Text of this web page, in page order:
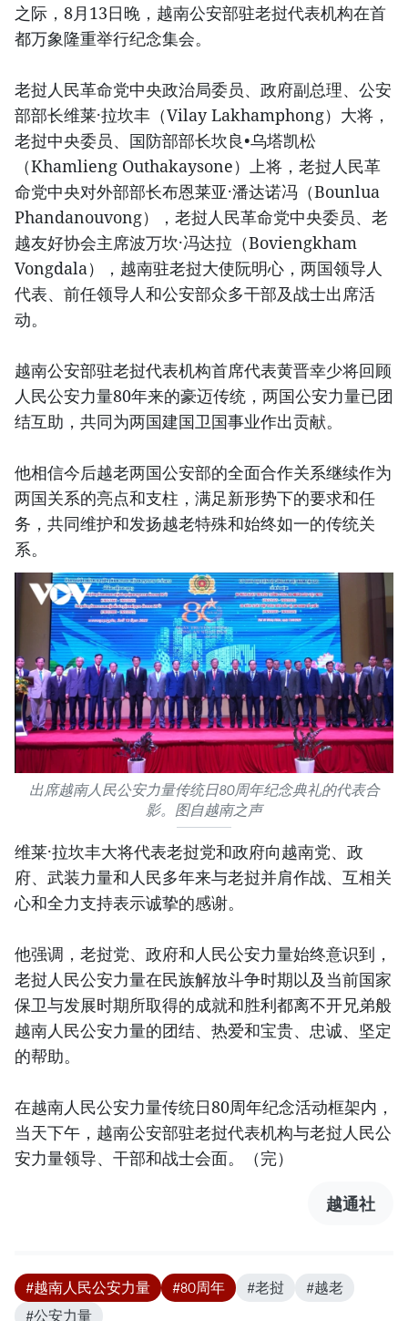
之际，8月13日晚，越南公安部驻老挝代表机构在首
都万象隆重举行纪念集会。
老挝人民革命党中央政治局委员、政府副总理、公安
部部长维莱·拉坎丰（Vilay Lakhamphong）大将，
老挝中央委员、国防部部长坎良•乌塔凯松
（Khamlieng Outhakaysone）上将，老挝人民革
命党中央对外部部长布恩莱亚·潘达诺冯（Bounlua
Phandanouvong），老挝人民革命党中央委员、老
越友好协会主席波万坎·冯达拉（Boviengkham
Vongdala），越南驻老挝大使阮明心，两国领导人
代表、前任领导人和公安部众多干部及战士出席活
动。
越南公安部驻老挝代表机构首席代表黄晋幸少将回顾
人民公安力量80年来的豪迈传统，两国公安力量已团
结互助，共同为两国建国卫国事业作出贡献。
他相信今后越老两国公安部的全面合作关系继续作为
两国关系的亮点和支柱，满足新形势下的要求和任
务，共同维护和发扬越老特殊和始终如一的传统关
系。
出席越南人民公安力量传统日80周年纪念典礼的代表合
影。图自越南之声
维莱·拉坎丰大将代表老挝党和政府向越南党、政
府、武装力量和人民多年来与老挝并肩作战、互相关
心和全力支持表示诚挚的感谢。
他强调，老挝党、政府和人民公安力量始终意识到，
老挝人民公安力量在民族解放斗争时期以及当前国家
保卫与发展时期所取得的成就和胜利都离不开兄弟般
越南人民公安力量的团结、热爱和宝贵、忠诚、坚定
的帮助。
在越南人民公安力量传统日80周年纪念活动框架内，
当天下午，越南公安部驻老挝代表机构与老挝人民公
安力量领导、干部和战士会面。（完）
越通社
#越南人民公安力量 #80周年 #老挝
#越老
#公安力量